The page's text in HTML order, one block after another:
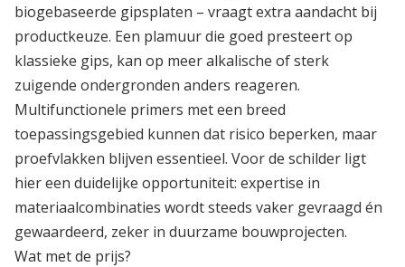
biogebaseerde gipsplaten – vraagt extra aandacht bij
productkeuze. Een plamuur die goed presteert op
klassieke gips, kan op meer alkalische of sterk
zuigende ondergronden anders reageren.
Multifunctionele primers met een breed
toepassingsgebied kunnen dat risico beperken, maar
proefvlakken blijven essentieel. Voor de schilder ligt
hier een duidelijke opportuniteit: expertise in
materiaalcombinaties wordt steeds vaker gevraagd én
gewaardeerd, zeker in duurzame bouwprojecten.
Wat met de prijs?